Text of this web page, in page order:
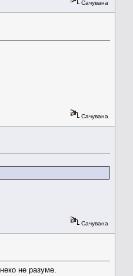
Сачувана
Сачувана
Сачувана
не разуме.